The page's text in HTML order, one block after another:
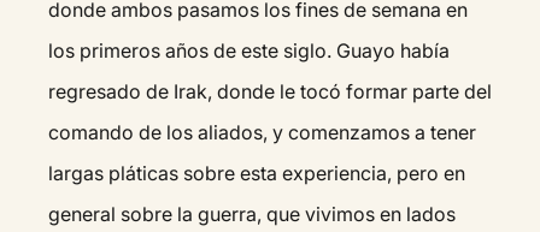
donde ambos pasamos los fines de semana en
los primeros años de este siglo. Guayo había
regresado de Irak, donde le tocó formar parte del
comando de los aliados, y comenzamos a tener
largas pláticas sobre esta experiencia, pero en
general sobre la guerra, que vivimos en lados